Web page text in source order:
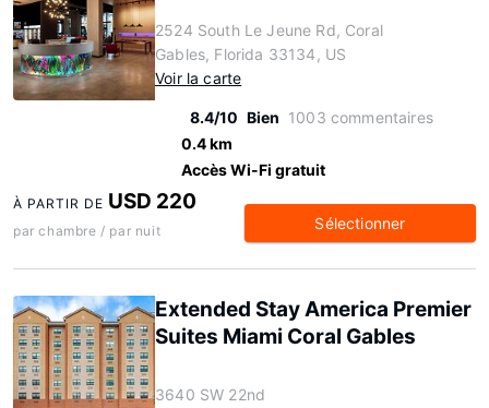
2524 South Le Jeune Rd, Coral
Gables, Florida 33134, US
Voir la carte
8.4/10 Bien 1003 commentaires
0.4 km
Accès Wi-Fi gratuit
À PARTIR DE USD 220
par chambre / par nuit Sélectionner
Extended Stay America Premier
Suites Miami Coral Gables
3640 SW 22nd